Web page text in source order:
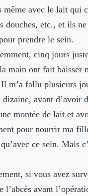
même avec le lait qui
douches, etc., et ils
prendre le sein.
cinq jours
main ont fait baisser
m’a fallu plusieurs
dizaine, avant d’avoir
montée de lait et
pour nourrir ma
ce sein. Mais
si vous avez
l’abcès avant